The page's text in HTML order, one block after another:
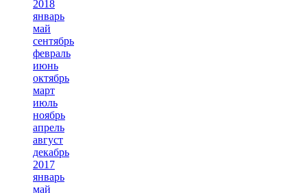
2018
январь
май
сентябрь
февраль
июнь
октябрь
март
июль
ноябрь
апрель
август
декабрь
2017
январь
май